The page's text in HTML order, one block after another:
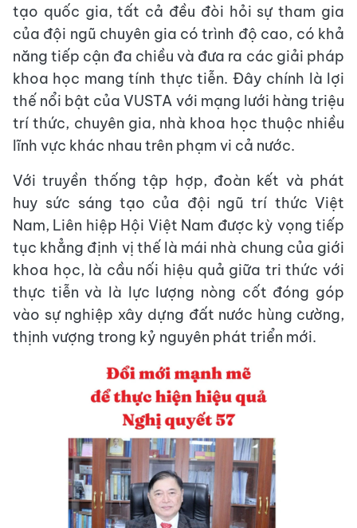
tạo quốc gia, tất cả đều đòi hỏi sự tham gia
của đội ngũ chuyên gia có trình độ cao, có khả
năng tiếp cận đa chiều và đưa ra các giải pháp
khoa học mang tính thực tiễn. Đây chính là lợi
thế nổi bật của VUSTA với mạng lưới hàng triệu
trí thức, chuyên gia, nhà khoa học thuộc nhiều
lĩnh vực khác nhau trên phạm vi cả nước.
Với truyền thống tập hợp, đoàn kết và phát
huy sức sáng tạo của đội ngũ trí thức Việt
Nam, Liên hiệp Hội Việt Nam được kỳ vọng tiếp
tục khẳng định vị thế là mái nhà chung của giới
khoa học, là cầu nối hiệu quả giữa tri thức với
thực tiễn và là lực lượng nòng cốt đóng góp
vào sự nghiệp xây dựng đất nước hùng cường,
thịnh vượng trong kỷ nguyên phát triển mới.